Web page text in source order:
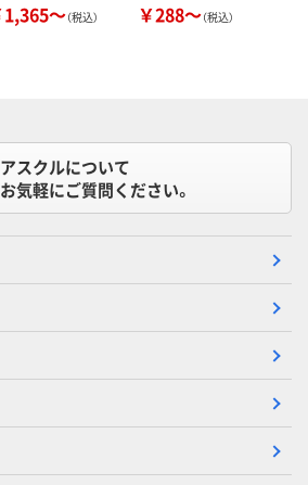
1,365～（税込） ￥288～（税込）
アスクルについて
お気軽にご質問ください。